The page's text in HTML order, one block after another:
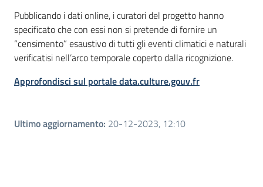
Pubblicando i dati online, i curatori del progetto hanno
specificato che con essi non si pretende di fornire un
“censimento” esaustivo di tutti gli eventi climatici e naturali
verificatisi nell’arco temporale coperto dalla ricognizione.
Approfondisci sul portale data.culture.gouv.fr
Ultimo aggiornamento: 20-12-2023, 12:10